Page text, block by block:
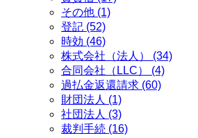
その他 (1)
登記 (52)
時効 (46)
株式会社（法人） (34)
合同会社（LLC） (4)
過払金返還請求 (60)
財団法人 (1)
社団法人 (3)
裁判手続 (16)